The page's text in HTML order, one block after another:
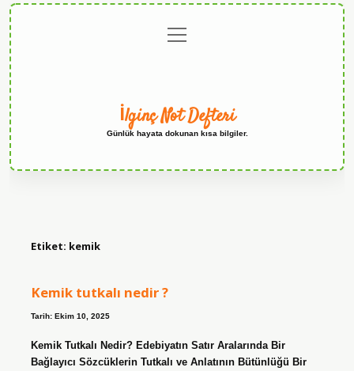
menüyü
aç
İlginç Not Defteri
Günlük hayata dokunan kısa bilgiler.
Etiket: kemik
Kemik tutkalı nedir ?
Tarih: Ekim 10, 2025
Kemik Tutkalı Nedir? Edebiyatın Satır Aralarında Bir
Bağlayıcı Sözcüklerin Tutkalı ve Anlatının Bütünlüğü Bir